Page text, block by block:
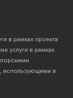
в рамках проекта
услуги в рамках
использующими в